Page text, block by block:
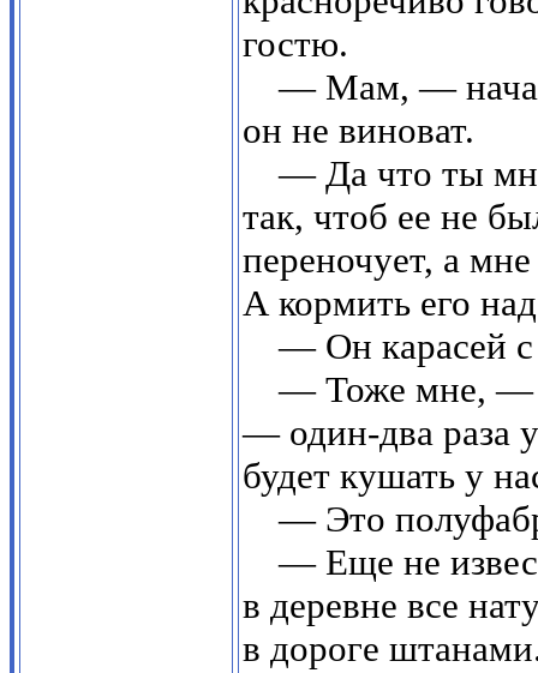
гостю.
— Мам, —
он не виноват.
— Да что ты
так, чтоб ее не
переночует, а
А кормить его
— Он карасей с
— Тоже мне, —
— один-два раза
будет кушать у
— Это
— Еще не
в деревне все
в дороге